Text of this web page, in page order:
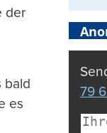
der
bald
es
79